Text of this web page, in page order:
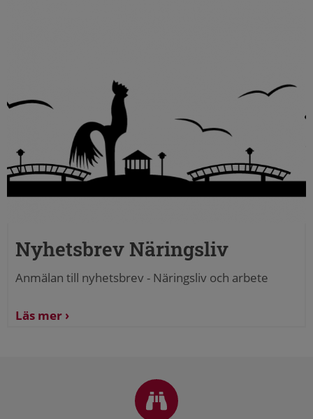
Nyhetsbrev Näringsliv
Anmälan till nyhetsbrev - Näringsliv och arbete
Läs mer